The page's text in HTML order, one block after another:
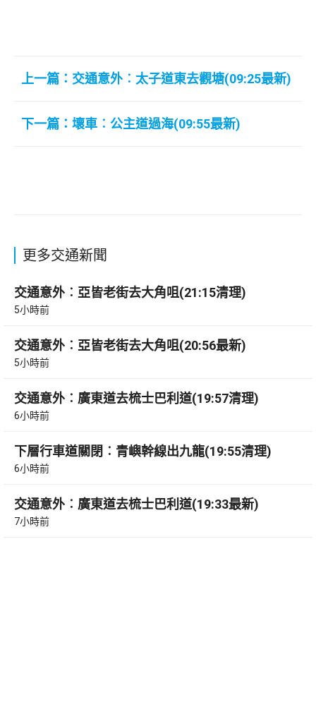
上一篇：交通意外︰太子道東去觀塘(09:25最新)
下一篇：壞車︰公主道過海(09:55最新)
更多交通新聞
交通意外︰亞皆老街去大角咀(21:15清理)
5小時前
交通意外︰亞皆老街去大角咀(20:56最新)
5小時前
交通意外︰廣東道去梳士巴利道(19:57清理)
6小時前
下層行車道關閉︰青嶼幹線出九龍(19:55清理)
6小時前
交通意外︰廣東道去梳士巴利道(19:33最新)
7小時前